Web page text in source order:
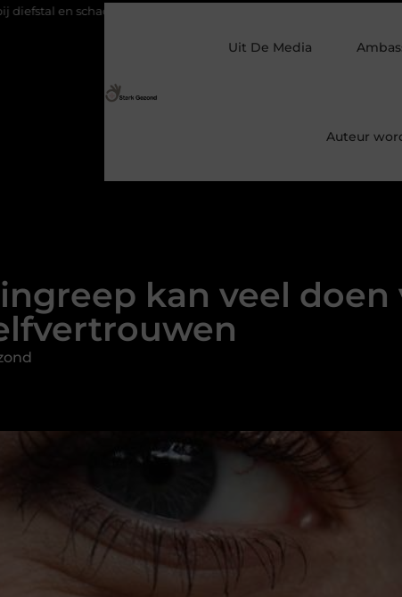
Koffie na slecht geslapen: helpt het of maakt het je slaap erger?
Uit De Media
Auteur
kan veel doen